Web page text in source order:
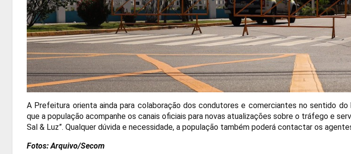
A Prefeitura orienta ainda para colaboração dos condutores e comerciantes no sentido
que a população acompanhe os canais oficiais para novas atualizações sobre o tráfego e
Sal & Luz”. Qualquer dúvida e necessidade, a população também poderá contactar os
Fotos: Arquivo/Secom